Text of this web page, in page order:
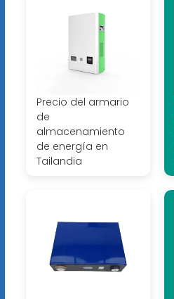
Precio del armario
de
almacenamiento
de energía en
Tailandia